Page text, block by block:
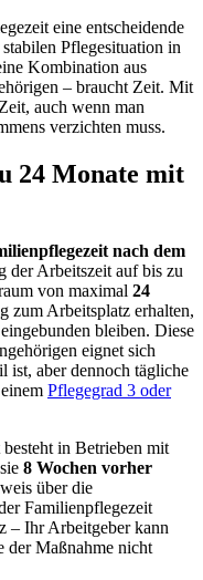
eine entscheidende
Pflegesituation in
Kombination aus
– braucht Zeit. Mit
auch wenn man
verzichten muss.
24 Monate mit
nach dem
der Arbeitszeit auf bis zu
von maximal 24
zum Arbeitsplatz erhalten,
bleiben. Diese
eignet sich
ist, aber dennoch tägliche
Pflegegrad 3 oder
in Betrieben mit
8 Wochen vorher
über die
Familienpflegezeit
– Ihr Arbeitgeber kann
der Maßnahme nicht